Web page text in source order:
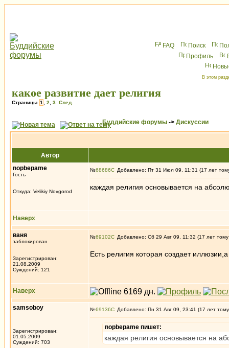
FAQ Поиск
Профиль
В этом
какое развитие дает религия
Страницы 1 2 3 След.
Буддийские форумы -> Дискуссии
Автор
nopbepame
Гость
Откуда: Velikiy Novgorod
№68686 Добавлено: Пт 31 Июл 09, 11:31 (17 лет
каждая религия основывается на
Наверх
ваня
заблокирован
Зарегистрирован:
21.08.2009
Суждений: 121
№69102 Добавлено: Сб 29 Авг 09, 11:32 (17 лет
Есть религия которая создает
Наверх
samsoboy
Зарегистрирован:
01.05.2009
Суждений: 703
№69136 Добавлено: Пн 31 Авг 09, 23:41 (17 лет
nopbepame пишет:
каждая религия основывается на